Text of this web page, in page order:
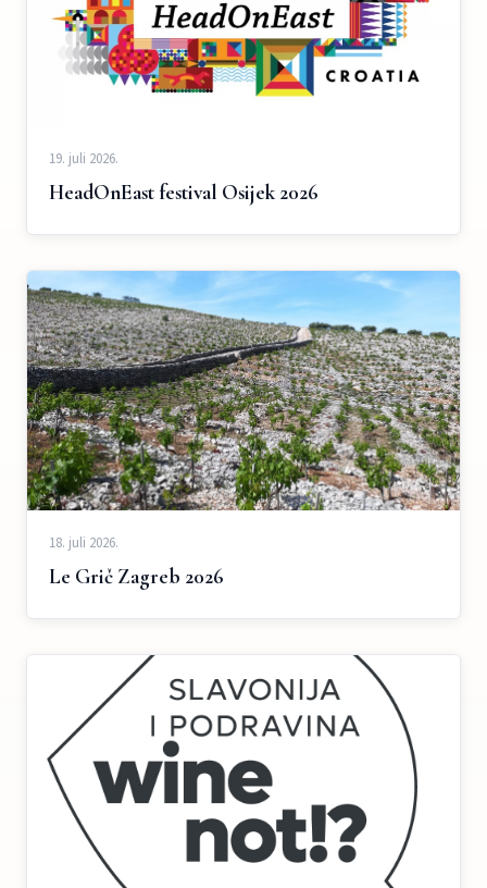
19. juli 2026.
HeadOnEast festival Osijek 2026
18. juli 2026.
Le Grič Zagreb 2026